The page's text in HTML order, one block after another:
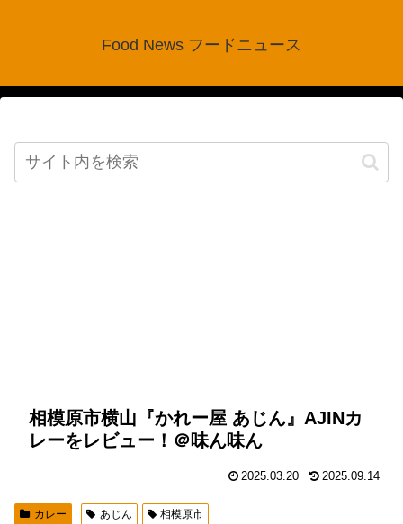
Food News フードニュース
相模原市横山『かれー屋 あじん』AJINカ
レーをレビュー！＠味ん味ん
2025.03.20 2025.09.14
カレー あじん 相模原市